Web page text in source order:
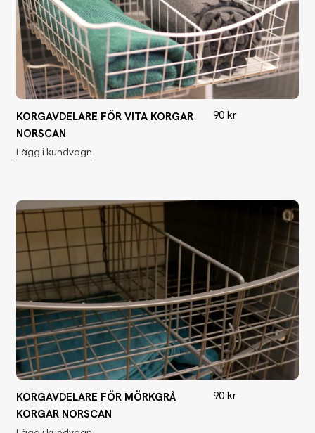
KORGAVDELARE FÖR VITA KORGAR
NORSCAN
Lägg i kundvagn
90 kr
KORGAVDELARE FÖR MÖRKGRÅ
KORGAR NORSCAN
90 kr